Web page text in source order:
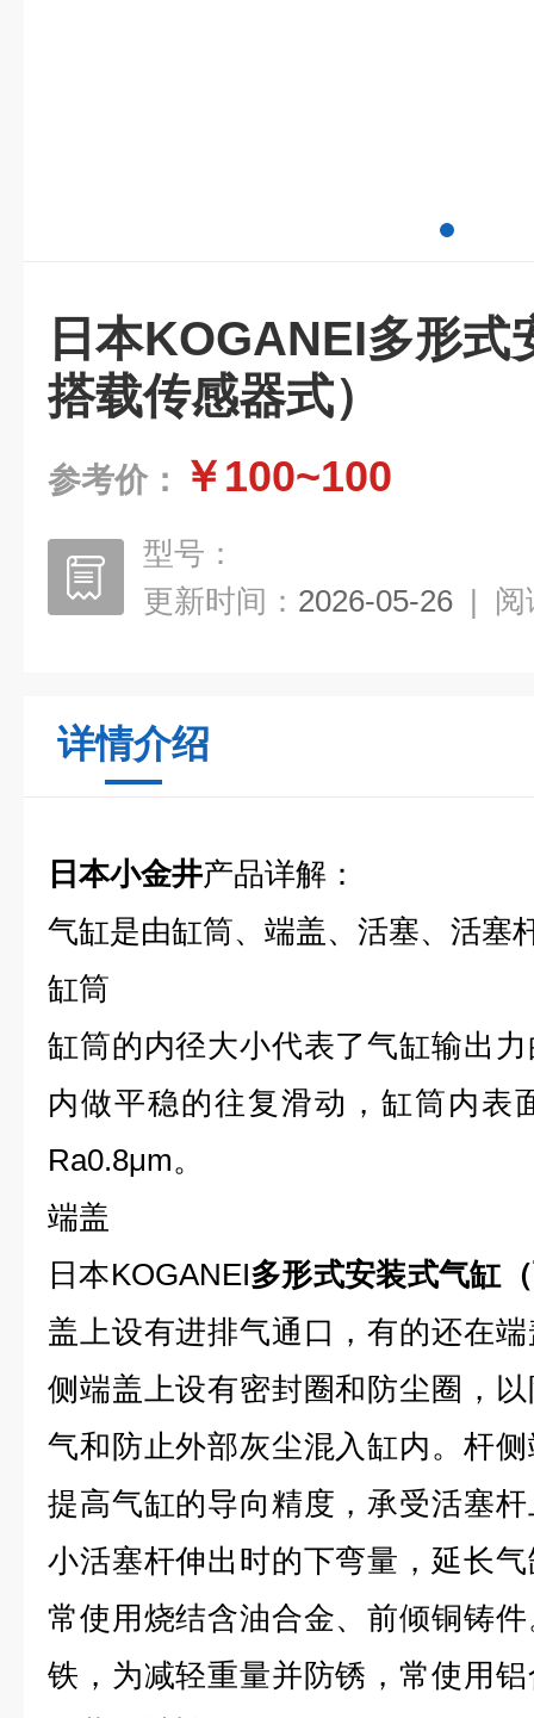
日本KOGANEI多形式
搭载传感器式）
参考价： ￥100~100
型号：
更新时间： 2026-05-26 | 阅
详情介绍
日本小金井产品详解：
气缸是由缸筒、端盖、活塞、活塞
缸筒
缸筒的内径大小代表了气缸输出
内做平稳的往复滑动，缸筒内表
Ra0.8μm。
端盖
日本KOGANEI多形式安装式气缸
盖上设有进排气通口，有的还在
侧端盖上设有密封圈和防尘圈，
气和防止外部灰尘混入缸内。杆
提高气缸的导向精度，承受活塞
小活塞杆伸出时的下弯量，延长
常使用烧结含油合金、前倾铜铸
铁，为减轻重量并防锈，常使用